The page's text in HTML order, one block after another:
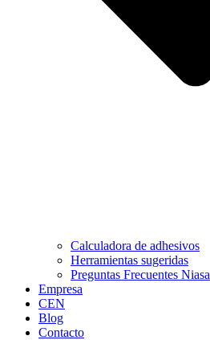
Calculadora de adhesivos
Herramientas sugeridas
Preguntas Frecuentes Niasa
Empresa
CEN
Blog
Contacto